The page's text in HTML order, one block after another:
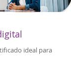
ideal para